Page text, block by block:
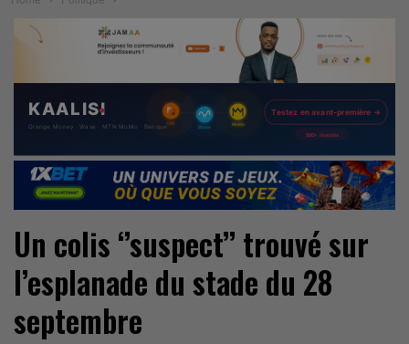
Un colis ‘’suspect’’ trouvé sur
l’esplanade du stade du 28
septembre